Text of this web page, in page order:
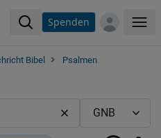
Spenden
Bibel
Psalmen